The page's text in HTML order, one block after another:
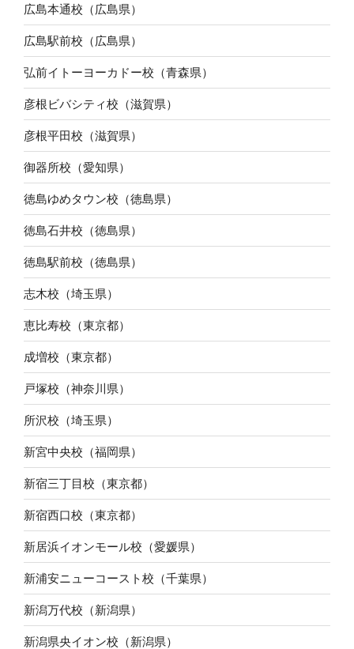
広島本通校（広島県）
広島駅前校（広島県）
弘前イトーヨーカドー校（青森県）
彦根ビバシティ校（滋賀県）
彦根平田校（滋賀県）
御器所校（愛知県）
徳島ゆめタウン校（徳島県）
徳島石井校（徳島県）
徳島駅前校（徳島県）
志木校（埼玉県）
恵比寿校（東京都）
成増校（東京都）
戸塚校（神奈川県）
所沢校（埼玉県）
新宮中央校（福岡県）
新宿三丁目校（東京都）
新宿西口校（東京都）
新居浜イオンモール校（愛媛県）
新浦安ニューコースト校（千葉県）
新潟万代校（新潟県）
新潟県央イオン校（新潟県）